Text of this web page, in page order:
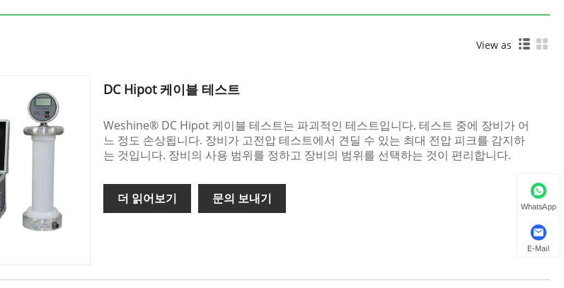
View as
DC Hipot 케이블 테스트
Weshine® DC Hipot 케이블 테스트는 파괴적인 테스트입니다. 테스트 중에 장비가 어
느 정도 손상됩니다. 장비가 고전압 테스트에서 견딜 수 있는 최대 전압 피크를 감지하
는 것입니다. 장비의 사용 범위를 정하고 장비의 범위를 선택하는 것이 편리합니다.
더 읽어보기 문의 보내기
WhatsApp
E-Mail